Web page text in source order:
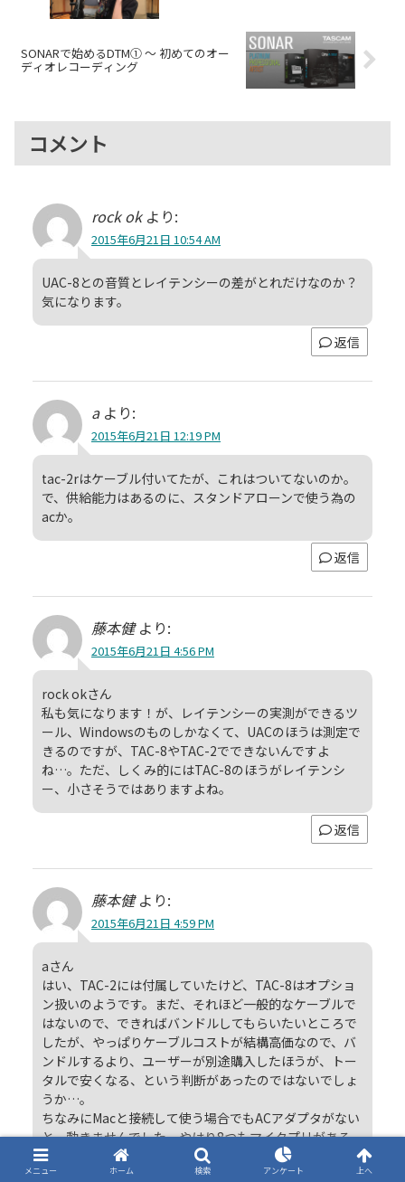
SONARで始めるDTM① ～ 初めてのオー
ディオレコーディング
コメント
rock ok より:
2015年6月21日 10:54 AM
UAC-8との音質とレイテンシーの差がとれだけなのか？
気になります。
返信
a より:
2015年6月21日 12:19 PM
tac-2rはケーブル付いてたが、これはついてないのか。
で、供給能力はあるのに、スタンドアローンで使う為の
acか。
返信
藤本健 より:
2015年6月21日 4:56 PM
rock okさん
私も気になります！が、レイテンシーの実測ができるツ
ール、Windowsのものしかなくて、UACのほうは測定で
きるのですが、TAC-8やTAC-2でできないんですよ
ね…。ただ、しくみ的にはTAC-8のほうがレイテンシ
ー、小さそうではありますよね。
返信
藤本健 より:
2015年6月21日 4:59 PM
aさん
はい、TAC-2には付属していたけど、TAC-8はオプショ
ン扱いのようです。まだ、それほど一般的なケーブルで
はないので、できればバンドルしてもらいたいところで
したが、やっぱりケーブルコストが結構高価なので、バ
ンドルするより、ユーザーが別途購入したほうが、トー
タルで安くなる、という判断があったのではないでしょ
うか…。
ちなみにMacと接続して使う場合でもACアダプタがない
と、動きませんでした。やはり8つもマイクプリがある
と、バスパワーだけでは厳しいのだと思います。
メニュー ホーム 検索 アンケート 上へ